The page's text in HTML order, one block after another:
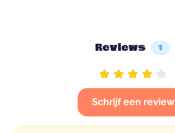
Reviews 1
Schrijf een review